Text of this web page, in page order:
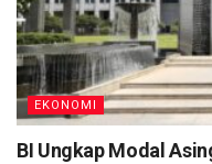
EKONOMI
BI Ungkap Modal